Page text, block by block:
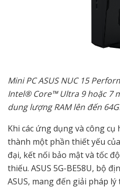
Mini PC ASUS NUC 15
Intel® Core™ Ultra 9 hoặc 7
dung lượng RAM lên đến
Khi các ứng dụng và công
thành một phần thiết yếu
đại, kết nối bảo mật và tốc
thiếu. ASUS 5G-BE58U, bộ
ASUS, mang đến giải pháp